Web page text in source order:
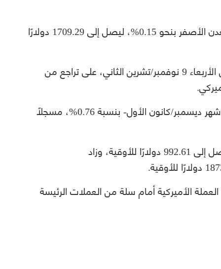
في المقابل، ارتفع سعر التسليم الفوري للمعدن الأصفر بنحو 0.15%، ليصل إلى 1709.29 دولارًا
وكانت أسعار الذهب قد أنهت تعاملاتها أمس الأربعاء 9 نوفمبر/تشرين الثاني، على تراجع من
وانخفض سعر العقود الآجلة للفضة -تسليم شهر ديسمبر/كانون الأول- بنسبة 0.76%، مسجلًا
وارتفع سعر البلاتين الفوري بنحو 0.28%، ليصل إلى 992.61 دولارًا للأوقية، وزاد
الأميركية أمام سلة من العملات الرئيسة